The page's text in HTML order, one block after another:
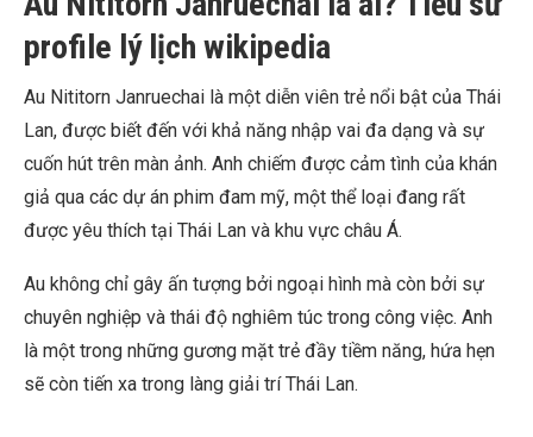
profile lý lịch wikipedia
Au Nititorn Janruechai là một diễn viên trẻ nổi bật của Thái
Lan, được biết đến với khả năng nhập vai đa dạng và sự
cuốn hút trên màn ảnh. Anh chiếm được cảm tình của khán
giả qua các dự án phim đam mỹ, một thể loại đang rất
được yêu thích tại Thái Lan và khu vực châu Á.
Au không chỉ gây ấn tượng bởi ngoại hình mà còn bởi sự
chuyên nghiệp và thái độ nghiêm túc trong công việc. Anh
là một trong những gương mặt trẻ đầy tiềm năng, hứa hẹn
sẽ còn tiến xa trong làng giải trí Thái Lan.